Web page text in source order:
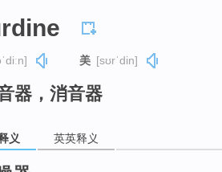
美 [sʊrˈdin]
器，消音器
义 英英释义